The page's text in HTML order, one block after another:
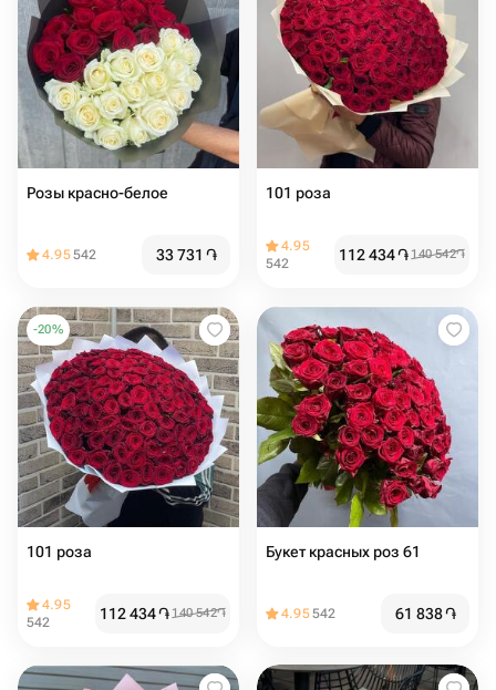
Розы красно-белое
4.95542 33 731 ֏
101 роза
4.95
542
112 434֏ 140 542֏
-20%
101 роза
4.95
542
112 434֏ 140 542֏
Букет красных роз 61
4.95542 61 838֏